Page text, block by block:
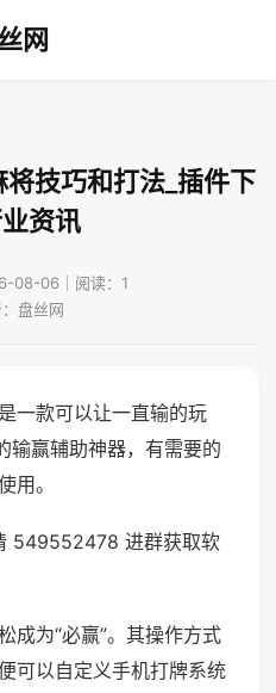
网
技巧和打法_插件下
资讯
08-06｜阅读：1
盘丝网
一款可以让一直输的玩
输赢辅助神器，有需要的
用。
549552478 进群获取软
成为“必赢”。其操作方式
可以自定义手机打牌系统